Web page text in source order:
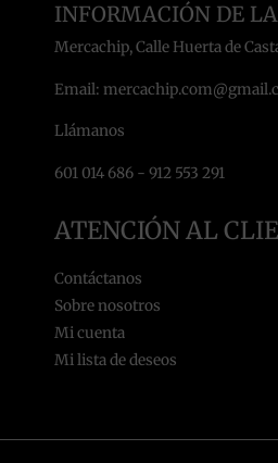
INFORMACIÓN DE
Mercachip, Calle Huerta de
Email:
Llámanos
601 014 686 - 912 553 291
ATENCIÓN AL
Contáctanos
Sobre nosotros
Mi cuenta
Mi lista de deseos